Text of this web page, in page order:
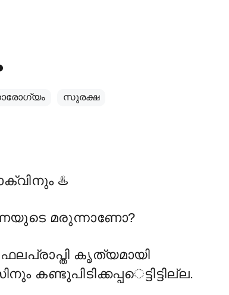
സുരക്ഷ
♨️
മരുന്നാണോ?
കൃത്യമായി
കണ്ടുപിടിക്കപ്പെട്ടിട്ടില്ല.